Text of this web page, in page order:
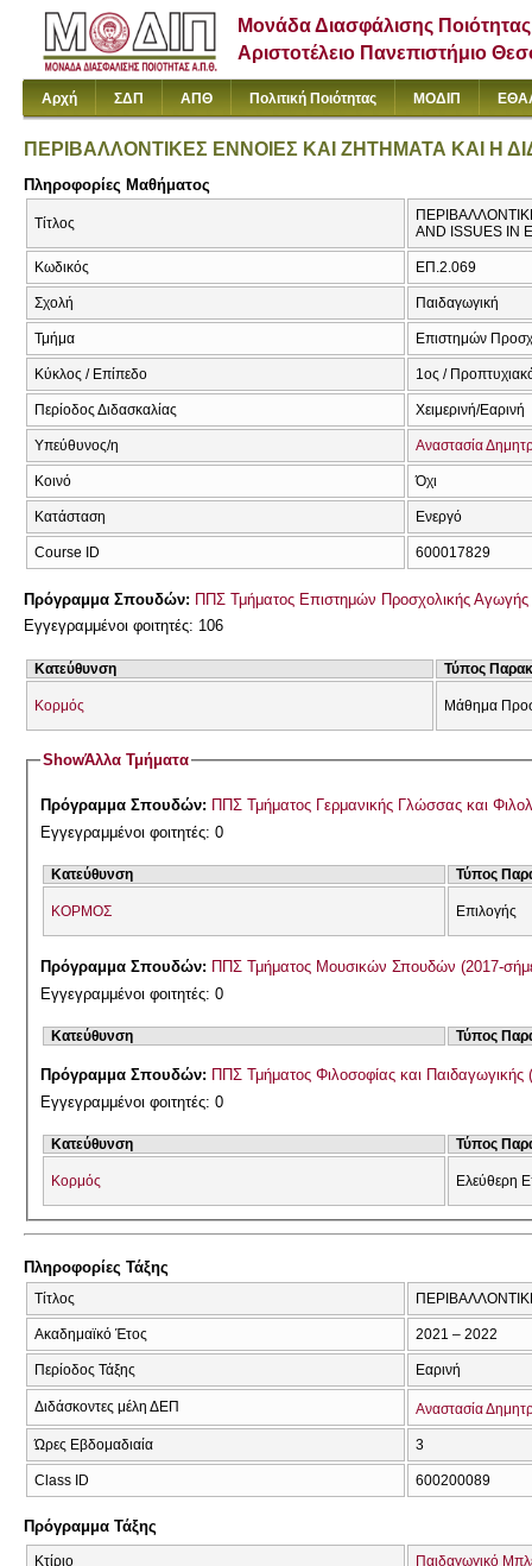
Μονάδα Διασφάλισης Ποιότητας
Αριστοτέλειο Πανεπιστήμιο
Αρχή ΣΔΠ ΑΠΘ Πολιτική Ποιότητας ΜΟΔΙΠ
ΠΕΡΙΒΑΛΛΟΝΤΙΚΕΣ ΕΝΝΟΙΕΣ ΚΑΙ ΖΗΤΗΜΑΤΑ ΚΑΙ Η
Πληροφορίες Μαθήματος
Τίτλος
AND ISSUES IN
Κωδικός ΕΠ.2.069
Σχολή Παιδαγωγική
Τμήμα Επιστημών
Κύκλος / Επίπεδο 1ος /
Περίοδος Διδασκαλίας Χειμερινή/Εαρινή
Υπεύθυνος/η Αναστασία
Κοινό Όχι
Κατάσταση Ενεργό
Course ID 600017829
Πρόγραμμα Σπουδών: ΠΠΣ Τμήματος Επιστημών Προσχολικής Αγωγής
Εγγεγραμμένοι φοιτητές: 106
Κατεύθυνση Τύπος
Κορμός Μάθημα
ShowΆλλα Τμήματα
Πρόγραμμα Σπουδών: ΠΠΣ Τμήματος Γερμανικής Γλώσσας και
Εγγεγραμμένοι φοιτητές: 0
Κατεύθυνση Τύπος
ΚΟΡΜΟΣ Επιλογής
Πρόγραμμα Σπουδών: ΠΠΣ Τμήματος Μουσικών Σπουδών (2017-
Εγγεγραμμένοι φοιτητές: 0
Κατεύθυνση Τύπος
Πρόγραμμα Σπουδών: ΠΠΣ Τμήματος Φιλοσοφίας και Παιδαγωγικής
Εγγεγραμμένοι φοιτητές: 0
Κατεύθυνση Τύπος
Κορμός Ελεύθερη
Πληροφορίες Τάξης
Τίτλος
Ακαδημαϊκό Έτος 2021 – 2022
Περίοδος Τάξης Εαρινή
Διδάσκοντες μέλη ΔΕΠ Αναστασία
Ώρες Εβδομαδιαία 3
Class ID 600200089
Πρόγραμμα Τάξης
Κτίριο Παιδαγωγικό